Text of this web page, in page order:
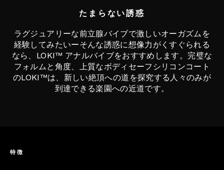
たまらない誘惑
ラグジュアリーな前立腺バイブで激しいオーガズムを
経験してみたいーそんな誘惑に想像力がくすぐられる
なら、LOKI™ アナルバイブをおすすめします。完璧な
フォルムと角度、上質なボディセーフシリコンコート
のLOKI™は、新しい絶頂への道を探究する人々のみが
到達できる楽園への近道です。
特徴